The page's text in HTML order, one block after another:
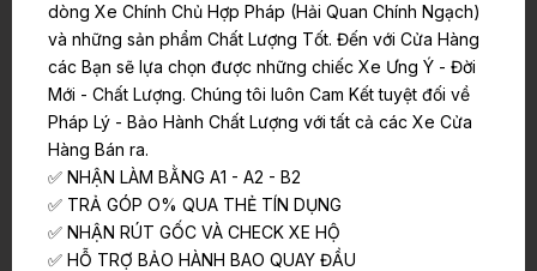
dòng Xe Chính Chủ Hợp Pháp (Hải Quan Chính Ngạch)
và những sản phẩm Chất Lượng Tốt. Đến với Cửa Hàng
các Bạn sẽ lựa chọn được những chiếc Xe Ưng Ý - Đời
Mới - Chất Lượng. Chúng tôi luôn Cam Kết tuyệt đối về
Pháp Lý - Bảo Hành Chất Lượng với tất cả các Xe Cửa
Hàng Bán ra.
✅ NHẬN LÀM BẰNG A1 - A2 - B2
✅ TRẢ GÓP O% QUA THẺ TÍN DỤNG
✅ NHẬN RÚT GỐC VÀ CHECK XE HỘ
✅ HỖ TRỢ BẢO HÀNH BAO QUAY ĐẦU